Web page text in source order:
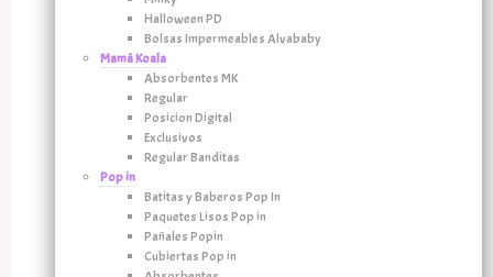
Halloween PD
Bolsas Impermeables Alvababy
Mamá Koala
Absorbentes MK
Regular
Posicion Digital
Exclusivos
Regular Banditas
Pop in
Batitas y Baberos Pop In
Paquetes Lisos Pop in
Pañales Popin
Cubiertas Pop in